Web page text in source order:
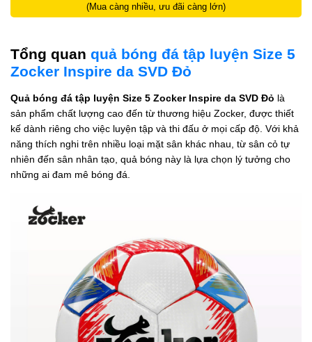
(Mua càng nhiều, ưu đãi càng lớn)
Tổng quan quả bóng đá tập luyện Size 5
Zocker Inspire da SVD Đỏ
Quả bóng đá tập luyện Size 5 Zocker Inspire da SVD Đỏ là
sản phẩm chất lượng cao đến từ thương hiệu Zocker, được thiết
kế dành riêng cho việc luyện tập và thi đấu ở mọi cấp độ. Với khả
năng thích nghi trên nhiều loại mặt sân khác nhau, từ sân cỏ tự
nhiên đến sân nhân tạo, quả bóng này là lựa chọn lý tưởng cho
những ai đam mê bóng đá.